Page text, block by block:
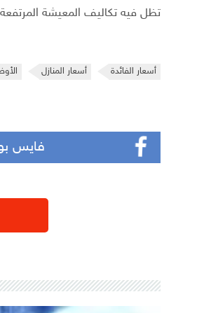
تظل فيه تكاليف المعيشة
أسعار الفائدة أسعار المنازل
فايس